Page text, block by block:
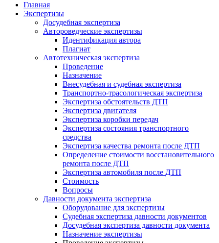
Главное меню
Главная
Экспертизы
Досудебная экспертиза
Автороведческие экспертизы
Идентификация автора
Плагиат
Автотехническая экспертиза
Проведение
Назначение
Внесудебная и судебная экспертиза
Транспортно-трасологическая экспертиза
Экспертиза обстоятельств ДТП
Экспертиза двигателя
Экспертиза коробки передач
Экспертиза состояния транспортного
средства
Экспертиза качества ремонта после ДТП
Определение стоимости восстановительного
ремонта после ДТП
Экспертиза автомобиля после ДТП
Стоимость
Вопросы
Давности документа экспертиза
Оборудование для экспертизы
Судебная экспертиза давности документов
Досудебная экспертиза давности документа
Назначение экспертизы